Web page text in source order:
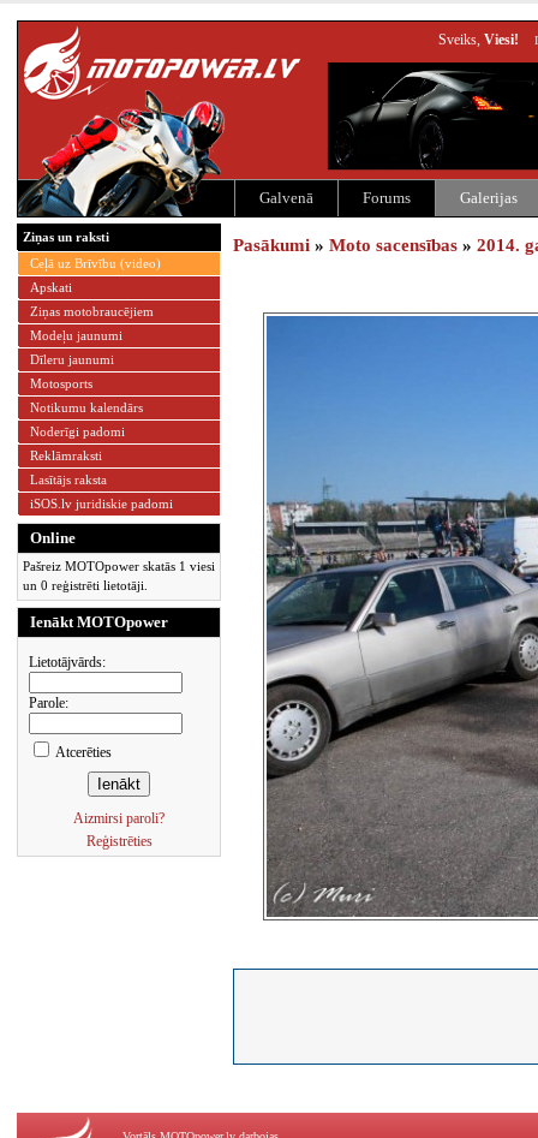
Sveiks, Viesi!
Galvenā Forums Galerijas
Ziņas un raksti
Ceļā uz Brīvību (video)
Apskati
Ziņas motobraucējiem
Modeļu jaunumi
Dīleru jaunumi
Motosports
Notikumu kalendārs
Noderīgi padomi
Reklāmraksti
Lasītājs raksta
iSOS.lv juridiskie padomi
Online
Pašreiz MOTOpower skatās 1 viesi
un 0 reģistrēti lietotāji.
Ienākt MOTOpower
Lietotājvārds:
Parole:
Atcerēties
Aizmirsi paroli?
Reģistrēties
Pasākumi » Moto sacensības » 2014.